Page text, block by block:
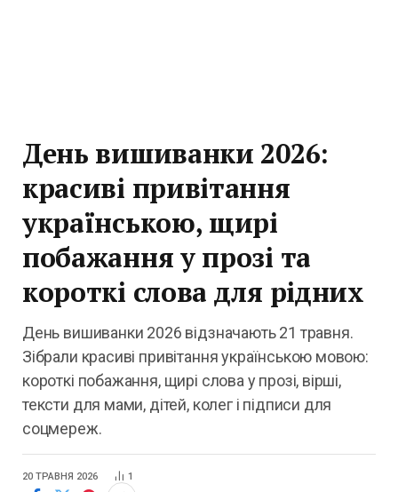
День вишиванки 2026:
красиві привітання
українською, щирі
побажання у прозі та
короткі слова для рідних
День вишиванки 2026 відзначають 21 травня.
Зібрали красиві привітання українською мовою:
короткі побажання, щирі слова у прозі, вірші,
тексти для мами, дітей, колег і підписи для
соцмереж.
20 ТРАВНЯ 2026 1